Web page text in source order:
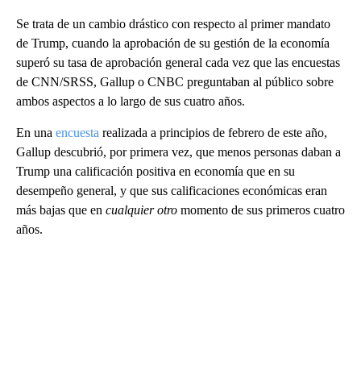
Se trata de un cambio drástico con respecto al primer mandato
de Trump, cuando la aprobación de su gestión de la economía
superó su tasa de aprobación general cada vez que las encuestas
de CNN/SRSS, Gallup o CNBC preguntaban al público sobre
ambos aspectos a lo largo de sus cuatro años.
En una encuesta realizada a principios de febrero de este año,
Gallup descubrió, por primera vez, que menos personas daban a
Trump una calificación positiva en economía que en su
desempeño general, y que sus calificaciones económicas eran
más bajas que en cualquier otro momento de sus primeros cuatro
años.